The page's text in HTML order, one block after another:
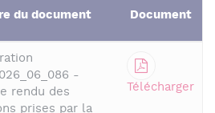
du document Document
-
rendu des
prises par la
Télécharger